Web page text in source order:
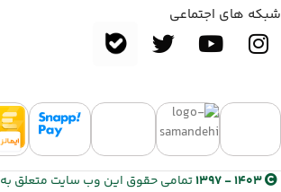
شبکه های اجتماعی
1403 - 1397 تمامی حقوق این وب سایت متعلق به